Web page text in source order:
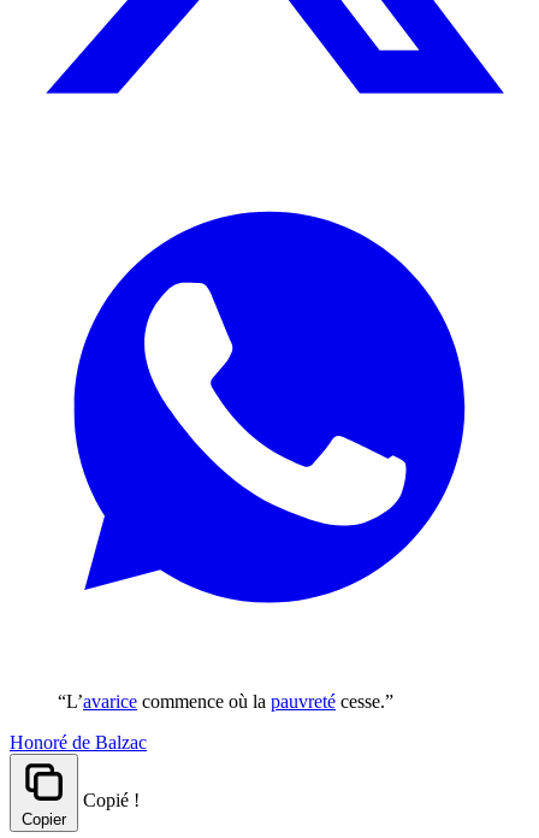
“L’avarice commence où la pauvreté cesse.”
Honoré de Balzac
Copier
Copié !